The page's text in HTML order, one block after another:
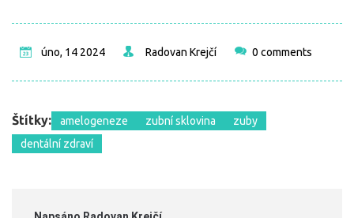
úno, 14 2024 Radovan Krejčí 0 comments
Štítky: amelogeneze zubní sklovina
zuby
dentální zdraví